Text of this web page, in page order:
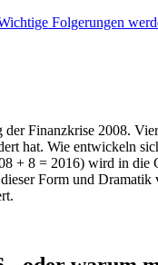
Folgerungen
Finanzkrise 2008.
hat. Wie entwickeln
+ 8 = 2016) wird in
Form und